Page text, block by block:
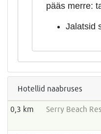
pääs merre:
Jalatsid
Hotellid naabruses
0,3 km
Serry Beach